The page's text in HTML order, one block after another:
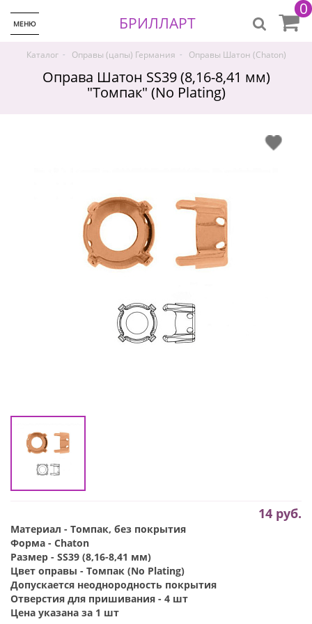
МЕНЮ БРИЛЛАРТ
0
Каталог - Оправы (цапы) Германия - Оправы Шатон (Chaton)
Оправа Шатон SS39 (8,16-8,41 мм)
"Томпак" (No Plating)
♡
14 руб.
Материал - Томпак, без покрытия
Форма - Chaton
Размер - SS39 (8,16-8,41 мм)
Цвет оправы - Томпак (No Plating)
Допускается неоднородность покрытия
Отверстия для пришивания - 4 шт
Цена указана за 1 шт